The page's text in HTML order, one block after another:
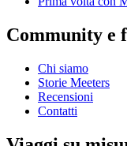
Community e
Chi siamo
Storie Meeters
Recensioni
Contatti